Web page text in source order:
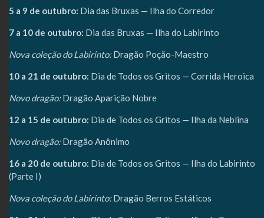
5 a 9 de outubro: Dia das Bruxas — Ilha do Corredor
7 a 10 de outubro: Dia das Bruxas — Ilha do Labirinto
Nova coleção do Labirinto:Dragão Poção-Maestro
10 a 21 de outubro: Dia de Todos os Gritos — Corrida Heroica
Novo dragão:Dragão Aparição Nobre
12 a 15 de outubro: Dia de Todos os Gritos — Ilha da Neblina
Novo dragão:Dragão Anônimo
16 a 20 de outubro: Dia de Todos os Gritos — Ilha do Labirinto
(Parte I)
Nova coleção do Labirinto:Dragão Berros Estáticos